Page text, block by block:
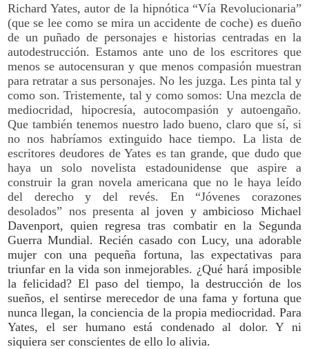
Richard Yates, autor de la hipnótica “Vía Revolucionaria”
(que se lee como se mira un accidente de coche) es dueño
de un puñado de personajes e historias centradas en la
autodestrucción. Estamos ante uno de los escritores que
menos se autocensuran y que menos compasión muestran
para retratar a sus personajes. No les juzga. Les pinta tal y
como son. Tristemente, tal y como somos: Una mezcla de
mediocridad, hipocresía, autocompasión y autoengaño.
Que también tenemos nuestro lado bueno, claro que sí, si
no nos habríamos extinguido hace tiempo. La lista de
escritores deudores de Yates es tan grande, que dudo que
haya un solo novelista estadounidense que aspire a
construir la gran novela americana que no le haya leído
del derecho y del revés. En “Jóvenes corazones
desolados” nos presenta al joven y ambicioso Michael
Davenport, quien regresa tras combatir en la Segunda
Guerra Mundial. Recién casado con Lucy, una adorable
mujer con una pequeña fortuna, las expectativas para
triunfar en la vida son inmejorables. ¿Qué hará imposible
la felicidad? El paso del tiempo, la destrucción de los
sueños, el sentirse merecedor de una fama y fortuna que
nunca llegan, la conciencia de la propia mediocridad. Para
Yates, el ser humano está condenado al dolor. Y ni
siquiera ser conscientes de ello lo alivia.